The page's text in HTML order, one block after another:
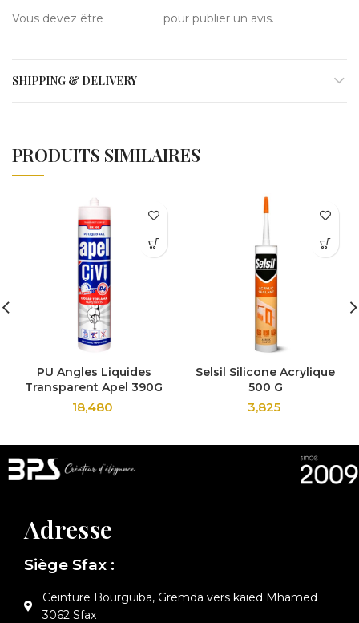
Vous devez être pour publier un avis.
SHIPPING & DELIVERY
PRODUITS SIMILAIRES
PU Angles Liquides
Transparent Apel 390G
18,480
Selsil Silicone Acrylique
500 G
3,825
Adresse
Siège Sfax :
Ceinture Bourguiba, Gremda vers kaied Mhamed
3062 Sfax